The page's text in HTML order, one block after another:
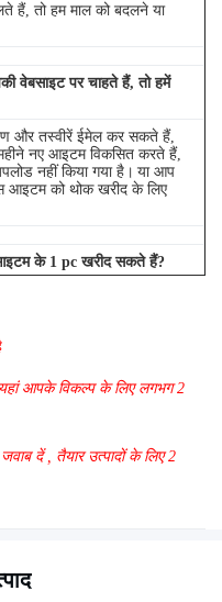
हैं, तो हम माल को बदलने या
वेबसाइट पर चाहते हैं, तो हमें
और तस्वीरें ईमेल कर सकते हैं,
नए आइटम विकसित करते हैं,
नहीं किया गया है। या आप
आइटम को थोक खरीद के लिए
आइटम के 1 pc खरीद सकते हैं?
के लिए खुश हैं अगर हम आइटम
यहां आपके विकल्प के लिए लगभग 2
दें , तैयार उत्पादों के लिए 2